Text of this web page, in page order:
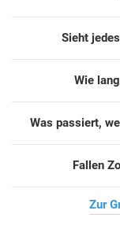
Sieht
Wie
Was passiert,
Fallen
Zur